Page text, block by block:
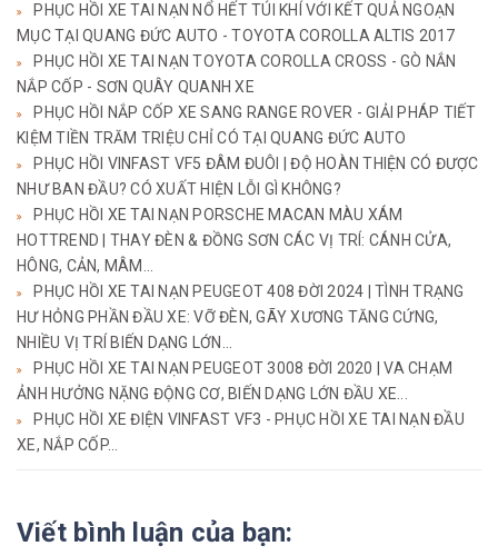
PHỤC HỒI XE TAI NẠN NỔ HẾT TÚI KHÍ VỚI KẾT QUẢ NGOẠN
MỤC TẠI QUANG ĐỨC AUTO - TOYOTA COROLLA ALTIS 2017
PHỤC HỒI XE TAI NẠN TOYOTA COROLLA CROSS - GÒ NẮN
NẮP CỐP - SƠN QUÂY QUANH XE
PHỤC HỒI NẮP CỐP XE SANG RANGE ROVER - GIẢI PHÁP TIẾT
KIỆM TIỀN TRĂM TRIỆU CHỈ CÓ TẠI QUANG ĐỨC AUTO
PHỤC HỒI VINFAST VF5 ĐÂM ĐUÔI | ĐỘ HOÀN THIỆN CÓ ĐƯỢC
NHƯ BAN ĐẦU? CÓ XUẤT HIỆN LỖI GÌ KHÔNG?
PHỤC HỒI XE TAI NẠN PORSCHE MACAN MÀU XÁM
HOTTREND | THAY ĐÈN & ĐỒNG SƠN CÁC VỊ TRÍ: CÁNH CỬA,
HÔNG, CẢN, MÂM...
PHỤC HỒI XE TAI NẠN PEUGEOT 408 ĐỜI 2024 | TÌNH TRẠNG
HƯ HỎNG PHẦN ĐẦU XE: VỠ ĐÈN, GÃY XƯƠNG TĂNG CỨNG,
NHIỀU VỊ TRÍ BIẾN DẠNG LỚN...
PHỤC HỒI XE TAI NẠN PEUGEOT 3008 ĐỜI 2020 | VA CHẠM
ẢNH HƯỞNG NẶNG ĐỘNG CƠ, BIẾN DẠNG LỚN ĐẦU XE...
PHỤC HỒI XE ĐIỆN VINFAST VF3 - PHỤC HỒI XE TAI NẠN ĐẦU
XE, NẮP CỐP...
Viết bình luận của bạn: